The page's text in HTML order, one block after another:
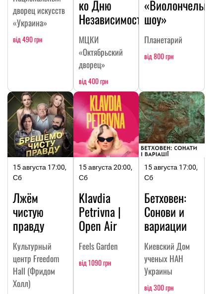
дворец искусств
«Украина»
від 490 грн
ко Дню
Независимости
МЦКИ
«Октябрьский
дворец»
від 400 грн
«Виолончельное
шоу»
Планетарий
від 800 грн
15 августа 17:00,
Сб
Лжём
чистую
правду
Культурный
центр Freedom
Hall (Фридом
Холл)
15 августа 20:00,
Сб
Klavdia
Petrivna |
Open Air
Feels Garden
від 1090 грн
15 августа 17:00,
Сб
Бетховен:
Сонови и
вариации
Киевский Дом
ученых НАН
Украины
від 300 грн